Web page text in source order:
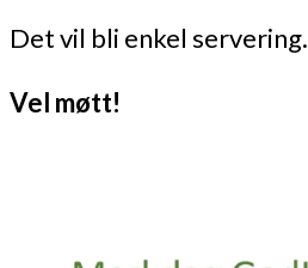
Det vil bli enkel servering.
Vel møtt!